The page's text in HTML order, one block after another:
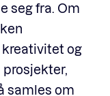
seg fra. Om
og
samles om